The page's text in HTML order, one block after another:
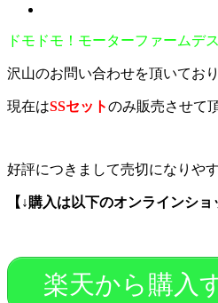
ドモドモ！モーターファームデ
沢山のお問い合わせを頂いてお
現在はSSセットのみ販売させて
好評につきまして売切になりや
【↓購入は以下のオンラインショ
楽天から購入